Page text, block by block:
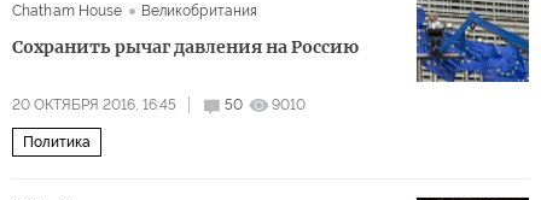
Chatham House Великобритания
Сохранить рычаг давления на Россию
20 ОКТЯБРЯ 2016, 16:45 50 9010
Политика